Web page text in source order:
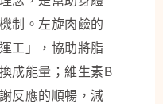
制。左旋肉鹼的
工」，協助將脂
成能量；維生素B
反應的順暢，減